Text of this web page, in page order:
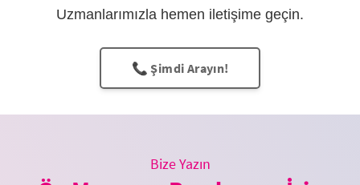
Uzmanlarımızla hemen iletişime geçin.
📞 Şimdi Arayın!
Bize Yazın